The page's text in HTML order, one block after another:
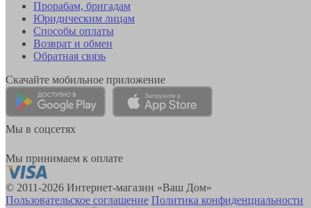
Прорабам, бригадам
Юридическим лицам
Способы оплаты
Возврат и обмен
Обратная связь
Скачайте мобильное приложение
Мы в соцсетях
Мы принимаем к оплате
© 2011-2026 Интернет-магазин «Ваш Дом»
Пользовательское соглашение Политика конфиденциальности